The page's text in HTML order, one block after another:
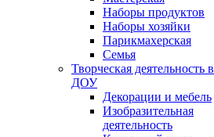
Наборы продуктов
Наборы хозяйки
Парикмахерская
Семья
Творческая деятельность в
ДОУ
Декорации и мебель
Изобразительная
деятельность